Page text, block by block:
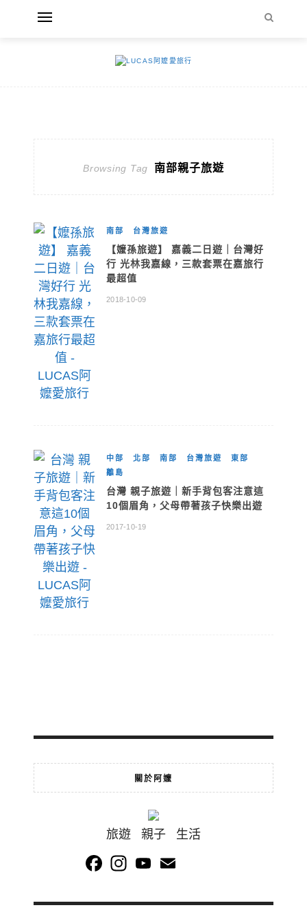
Browsing Tag 南部親子旅遊
南部 台灣旅遊
【嬤孫旅遊】 嘉義二日遊｜台灣好
行 光林我嘉線，三款套票在嘉旅行
最超值
2018-10-09
中部 北部 南部 台灣旅遊
東部
離島
台灣 親子旅遊｜新手背包客注意這
10個眉角，父母帶著孩子快樂出遊
2017-10-19
關於阿嬤
旅遊 親子 生活
FacebookInstagramYouTube
Channel